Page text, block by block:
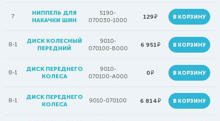
7
НИППЕЛЬ ДЛЯ
НАКАЧКИ ШИН
5190-
070030-1000
129руб. В КОРЗИНУ
8-1
ДИСК КОЛЕСНЫЙ
ПЕРЕДНИЙ
9010-
070100-B000
6 951руб. В КОРЗИНУ
8-1
ДИСК ПЕРЕДНЕГО
КОЛЕСА
9010-
070100-A000
0руб. В КОРЗИНУ
8-1
ДИСК ПЕРЕДНЕГО
КОЛЕСА
9010-070100 6 814руб. В КОРЗИНУ